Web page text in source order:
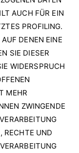
AUCH FÜR EIN
PROFILING.
DENEN EINE
SIE DIESER
WIDERSPRUCH
MEHR
ZWINGENDE
RECHTE UND